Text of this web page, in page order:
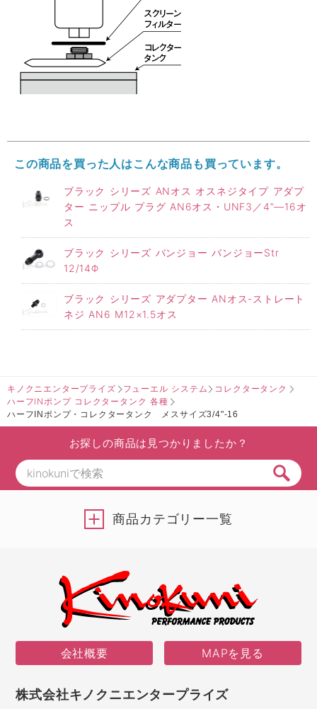
この商品を買った人はこんな商品も買っています。
ブラック シリーズ ANオス オスネジタイプ アダプ
ター ニップル プラグ AN6オス・UNF3／4”―16オ
ス
ブラック シリーズ バンジョー バンジョーStr
12/14Φ
ブラック シリーズ アダプター ANオス-ストレート
ネジ AN6 M12×1.5オス
キノクニエンタープライズ フューエル システム
コレクタータンク
ハーフINポンプ コレクタータンク 各種
ハーフINポンプ・コレクタータンク メスサイズ3/4"-16
お探しの商品は見つかりましたか？
商品カテゴリー一覧
会社概要 MAPを見る
株式会社キノクニエンタープライズ